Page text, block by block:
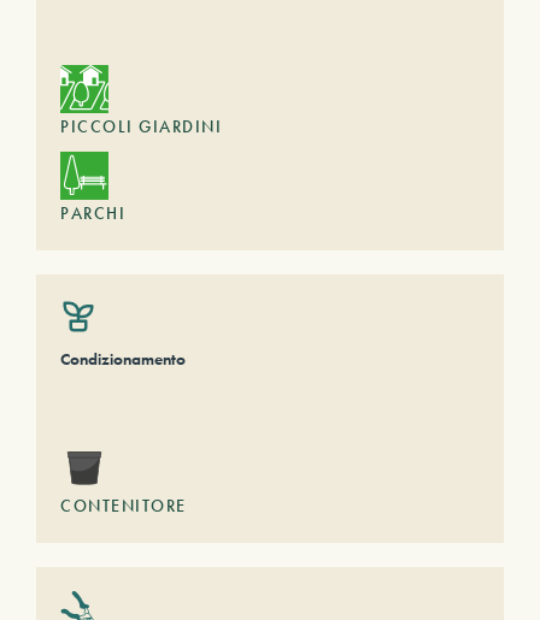
PICCOLI GIARDINI
PARCHI
Condizionamento
CONTENITORE